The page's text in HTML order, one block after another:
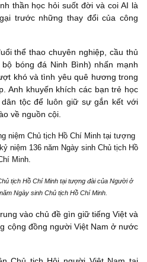
thần học hỏi suốt đời và coi AI là
trước những thay đổi của công
thể thao chuyên nghiệp, cầu thủ
bóng đá Ninh Bình) nhấn mạnh
khó và tình yêu quê hương trong
Anh khuyến khích các bạn trẻ học
tộc để luôn giữ sự gắn kết với
về nguồn cội.
tịch Hồ Chí Minh tại tượng đài của Người ở
Ngày sinh Chủ tịch Hồ Chí Minh.
vào chủ đề gìn giữ tiếng Việt và
cộng đồng người Việt Nam ở nước